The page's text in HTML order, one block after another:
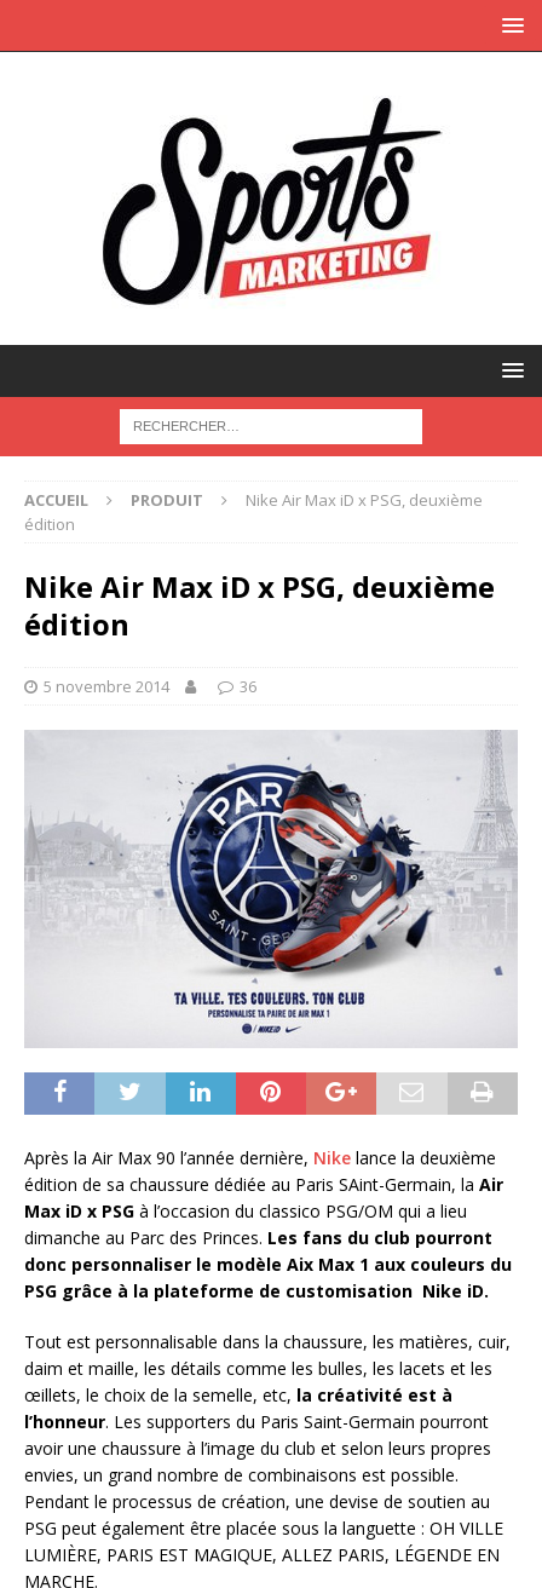
ACCUEIL PRODUIT
Nike Air Max iD x PSG, deuxième
édition
Nike Air Max iD x PSG, deuxième
édition
5 novembre 2014 36
Après la Air Max 90 l’année dernière, Nike lance la deuxième
édition de sa chaussure dédiée au Paris SAint-Germain, la Air
Max iD x PSG à l’occasion du classico PSG/OM qui a lieu
dimanche au Parc des Princes. Les fans du club pourront
donc personnaliser le modèle Aix Max 1 aux couleurs du
PSG grâce à la plateforme de customisation Nike iD.
Tout est personnalisable dans la chaussure, les matières, cuir,
daim et maille, les détails comme les bulles, les lacets et les
œillets, le choix de la semelle, etc, la créativité est à
l’honneur. Les supporters du Paris Saint-Germain pourront
avoir une chaussure à l’image du club et selon leurs propres
envies, un grand nombre de combinaisons est possible.
Pendant le processus de création, une devise de soutien au
PSG peut également être placée sous la languette : OH VILLE
LUMIÈRE, PARIS EST MAGIQUE, ALLEZ PARIS, LÉGENDE EN
MARCHE.